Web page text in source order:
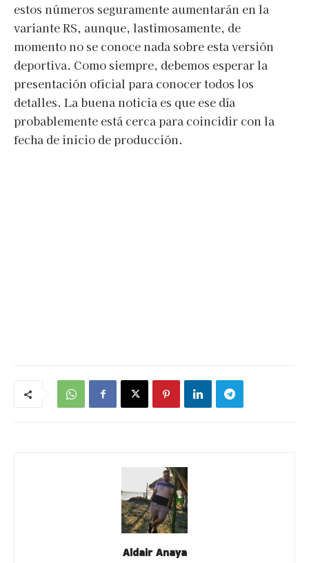
estos números seguramente aumentarán en la
variante RS, aunque, lastimosamente, de
momento no se conoce nada sobre esta versión
deportiva. Como siempre, debemos esperar la
presentación oficial para conocer todos los
detalles. La buena noticia es que ese día
probablemente está cerca para coincidir con la
fecha de inicio de producción.
Aldair Anaya